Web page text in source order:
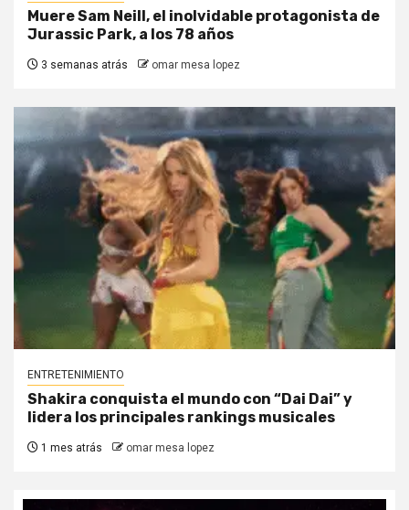
Muere Sam Neill, el inolvidable protagonista de
Jurassic Park, a los 78 años
3 semanas atrás omar mesa lopez
ENTRETENIMIENTO
Shakira conquista el mundo con “Dai Dai” y
lidera los principales rankings musicales
1 mes atrás omar mesa lopez